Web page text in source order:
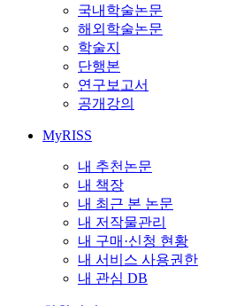
국내학술논문
해외학술논문
학술지
단행본
연구보고서
공개강의
MyRISS
내 추천논문
내 책장
내 최근 본 논문
내 저작물관리
내 구매·신청 현황
내 서비스 사용권한
내 관심 DB